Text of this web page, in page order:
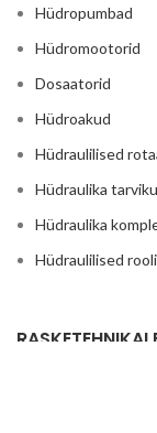
Hüdropumbad
Hüdromootorid
Dosaatorid
Hüdroakud
Hüdraulilised
Hüdraulika
Hüdraulika
Hüdraulilised